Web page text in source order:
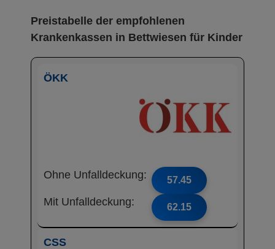
Preistabelle der empfohlenen
Krankenkassen in Bettwiesen für Kinder
ÖKK
Ohne Unfalldeckung: 57.45
Mit Unfalldeckung: 62.15
CSS